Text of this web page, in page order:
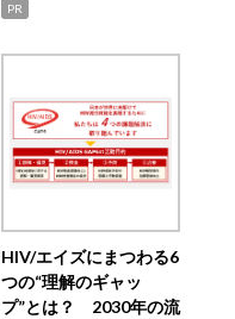
PR
HIV/エイズにまつわる6
つの“理解のギャッ
プ”とは？ 2030年の流